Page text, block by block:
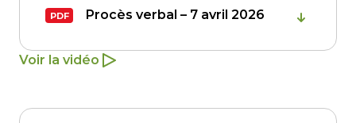
Procès verbal – 7 avril 2026
Voir la vidéo